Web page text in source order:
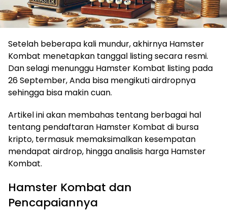
Setelah beberapa kali mundur, akhirnya Hamster
Kombat menetapkan tanggal listing secara resmi.
Dan selagi menunggu Hamster Kombat listing pada
26 September, Anda bisa mengikuti airdropnya
sehingga bisa makin cuan.
Artikel ini akan membahas tentang berbagai hal
tentang pendaftaran Hamster Kombat di bursa
kripto, termasuk memaksimalkan kesempatan
mendapat airdrop, hingga analisis harga Hamster
Kombat.
Hamster Kombat dan
Pencapaiannya